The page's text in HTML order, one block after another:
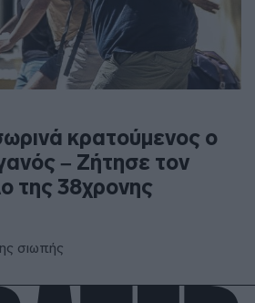
κρατούμενος ο
– Ζήτησε τον
της 38χρονης
σιωπής